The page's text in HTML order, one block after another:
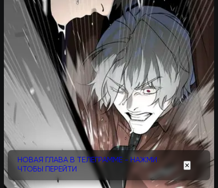
НОВАЯ ГЛАВА В ТЕЛЕГРАММЕ - НАЖМИ
ЧТОБЫ ПЕРЕЙТИ
✕